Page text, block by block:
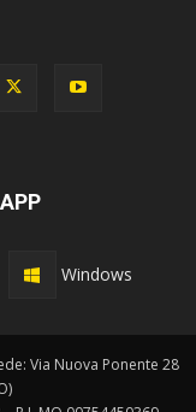
Windows
Via Nuova Ponente 28